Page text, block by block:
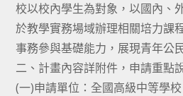
校以校內學生為對象，以國內、
於教學實務場域辦理相關培力課
事務參與基礎能力，展現青年公
二、計畫內容詳附件，申請重點
(一)申請單位：全國高級中等學校